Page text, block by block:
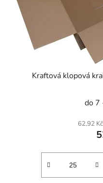
Kraftová klopová
do 7
62,92